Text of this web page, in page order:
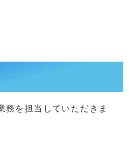
務を担当していただきま
治療補助
ング指導